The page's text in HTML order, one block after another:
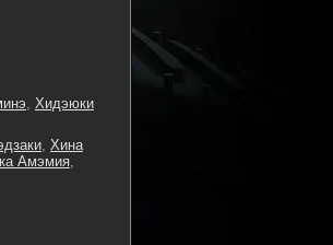
, Хидэюки
, Хина
Амэмия,